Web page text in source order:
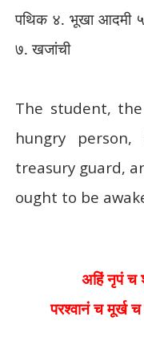
पथिक ४. भूखा आदमी
७. खजांची
The student,
hungry
treasury guard,
ought to be
अहिं नृपं च
परश्वानं च मूर्ख